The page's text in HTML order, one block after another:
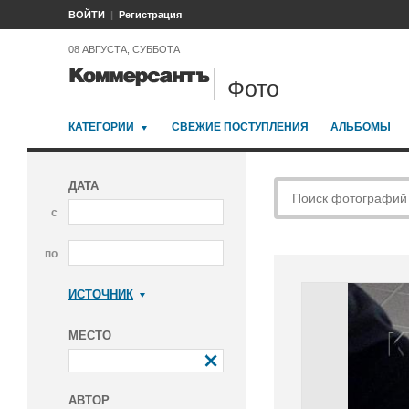
ВОЙТИ Регистрация
08 АВГУСТА, СУББОТА
Фото
КАТЕГОРИИ СВЕЖИЕ ПОСТУПЛЕНИЯ АЛЬБОМЫ
ДАТА
с
по
ИСТОЧНИК
МЕСТО
АВТОР